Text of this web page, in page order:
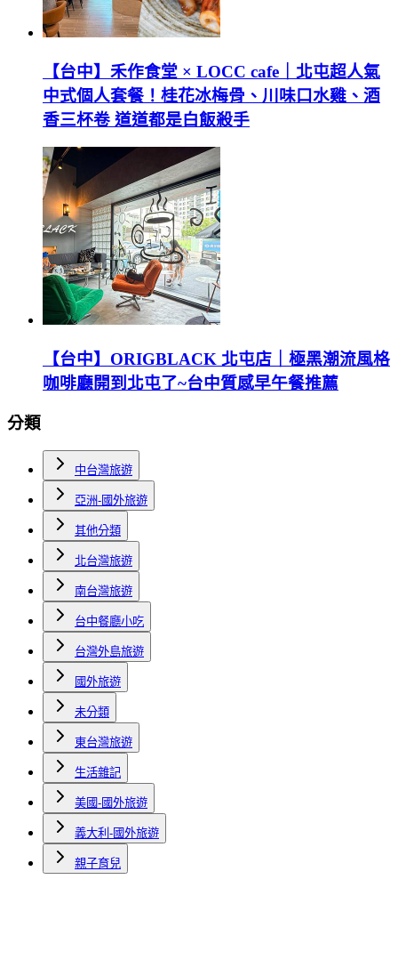
【台中】禾作食堂 × LOCC cafe｜北屯超人氣
中式個人套餐！桂花冰梅骨、川味口水雞、酒
香三杯卷 道道都是白飯殺手
【台中】ORIGBLACK 北屯店｜極黑潮流風格
咖啡廳開到北屯了~台中質感早午餐推薦
分類
中台灣旅遊
亞洲-國外旅遊
其他分類
北台灣旅遊
南台灣旅遊
台中餐廳小吃
台灣外島旅遊
國外旅遊
未分類
東台灣旅遊
生活雜記
美國-國外旅遊
義大利-國外旅遊
親子育兒